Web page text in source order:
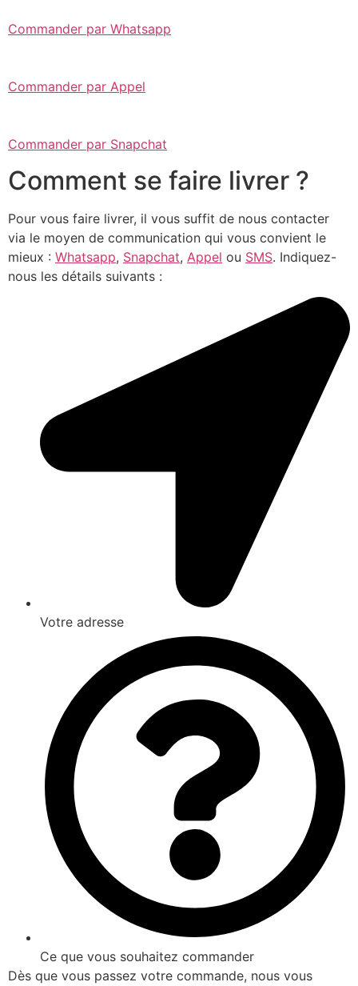
Commander par Whatsapp
Commander par Appel
Commander par Snapchat
Comment se faire livrer ?
Pour vous faire livrer, il vous suffit de nous contacter
via le moyen de communication qui vous convient le
mieux : Whatsapp, Snapchat, Appel ou SMS. Indiquez-
nous les détails suivants :
Votre adresse
Ce que vous souhaitez commander
Dès que vous passez votre commande, nous vous